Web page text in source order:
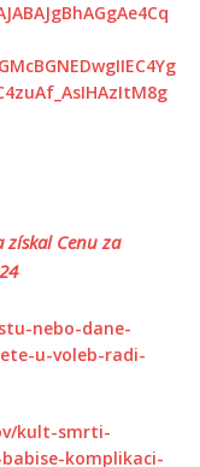
získal Cenu za
nebo-dane-
u-voleb-radi-
kult-smrti-
komplikaci-